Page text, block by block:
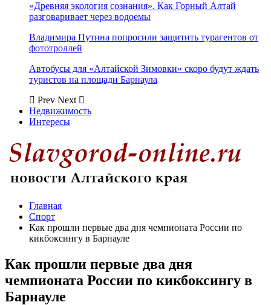
«Древняя экология сознания». Как Горный Алтай
разговаривает через водоемы
Владимира Путина попросили защитить турагентов от
фототроллей
Автобусы для «Алтайской Зимовки» скоро будут ждать
туристов на площади Барнаула
Prev Next
Недвижимость
Интересы
Главная
Спорт
Как прошли первые два дня чемпионата России по
кикбоксингу в Барнауле
Как прошли первые два дня
чемпионата России по кикбоксингу в
Барнауле